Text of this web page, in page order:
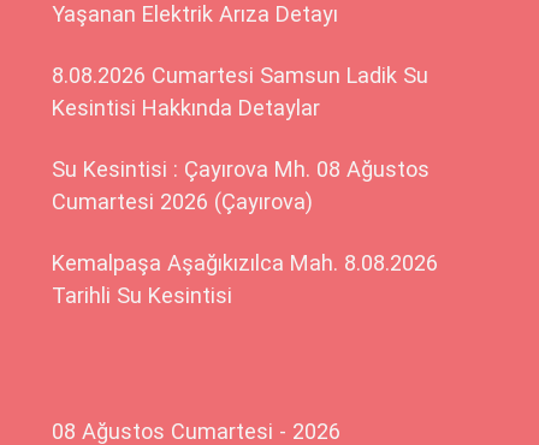
Yaşanan Elektrik Arıza Detayı
8.08.2026 Cumartesi Samsun Ladik Su
Kesintisi Hakkında Detaylar
Su Kesintisi : Çayırova Mh. 08 Ağustos
Cumartesi 2026 (Çayırova)
Kemalpaşa Aşağıkızılca Mah. 8.08.2026
Tarihli Su Kesintisi
08 Ağustos Cumartesi - 2026